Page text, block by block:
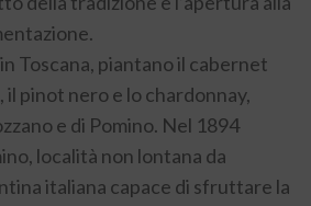
Toscana, piantano il cabernet
il pinot nero e lo chardonnay,
e di Pomino. Nel 1894
località non lontana da
italiana capace di sfruttare la